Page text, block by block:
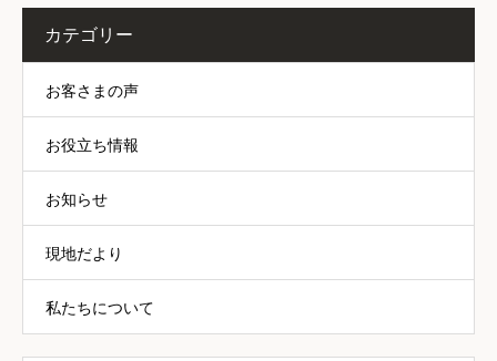
カテゴリー
お客さまの声
お役立ち情報
お知らせ
現地だより
私たちについて